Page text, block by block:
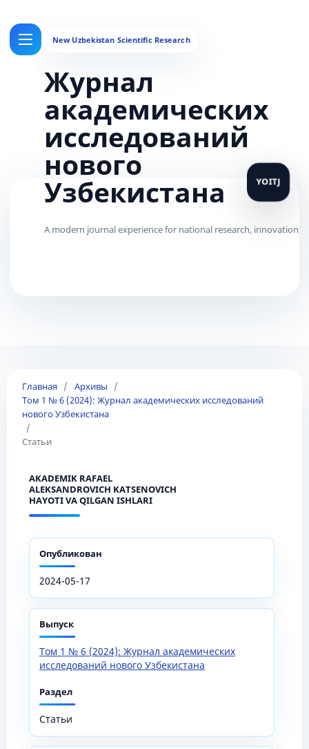
Журнал
академических
исследований
нового
Узбекистана
Главная / Архивы
/
Том 1 № 6 (2024): Журнал академических исследований
нового Узбекистана
/
Статьи
AKADEMIK RAFAEL
ALEKSANDROVICH KATSENOVICH
HAYOTI VA QILGAN ISHLARI
Опубликован
2024-05-17
Выпуск
Том 1 № 6 (2024): Журнал академических
исследований нового Узбекистана
Раздел
Статьи